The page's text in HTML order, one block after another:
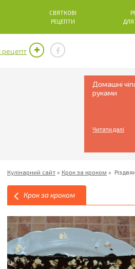
СВЯТКОВІ
РЕЦЕПТИ
рецепт
Домашні
руками
Читати далі
Кулінарний сайт » Крок за кроком »
Крок за кроком